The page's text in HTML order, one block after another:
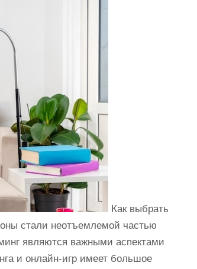
Как выбрать
стали неотъемлемой частью
являются важными аспектами
и онлайн-игр имеет большое